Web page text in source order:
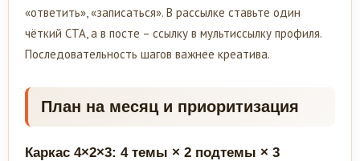
«ответить», «записаться». В рассылке ставьте один
чёткий CTA, а в посте – ссылку в мультиссылку профиля.
Последовательность шагов важнее креатива.
План на месяц и приоритизация
Каркас 4×2×3: 4 темы × 2 подтемы × 3